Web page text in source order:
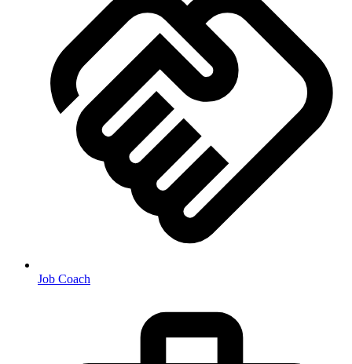
Job Coach